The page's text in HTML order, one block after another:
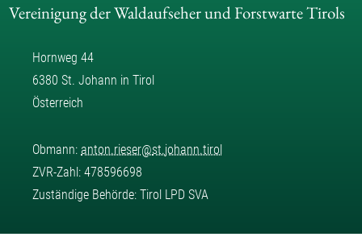
Vereinigung der Waldaufseher und Forstwarte Tirols
Hornweg 44
6380 St. Johann in Tirol
Österreich
Obmann: anton.rieser@st.johann.tirol
ZVR-Zahl: 478596698
Zuständige Behörde: Tirol LPD SVA